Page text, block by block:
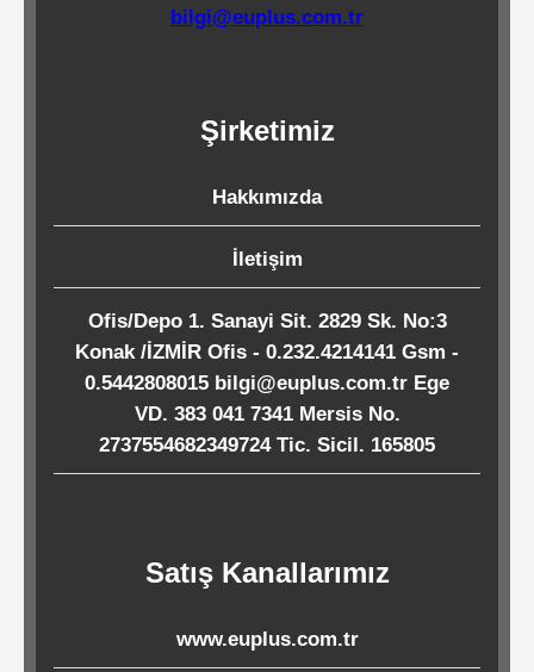
Endüstriyel
Endüstriyel
Temizlik
Ürünleri
Köpük
Kaseler
/
Tabaklar
Endüstri
bilgi@euplus.com.tr
Şirketimiz
Hakkımızda
İletişim
Ofis/Depo 1. Sanayi Sit. 2829 Sk. No:3
Konak /İZMİR Ofis - 0.232.4214141 Gsm -
0.5442808015 bilgi@euplus.com.tr Ege
VD. 383 041 7341 Mersis No.
2737554682349724 Tic. Sicil. 165805
Satış Kanallarımız
www.euplus.com.tr